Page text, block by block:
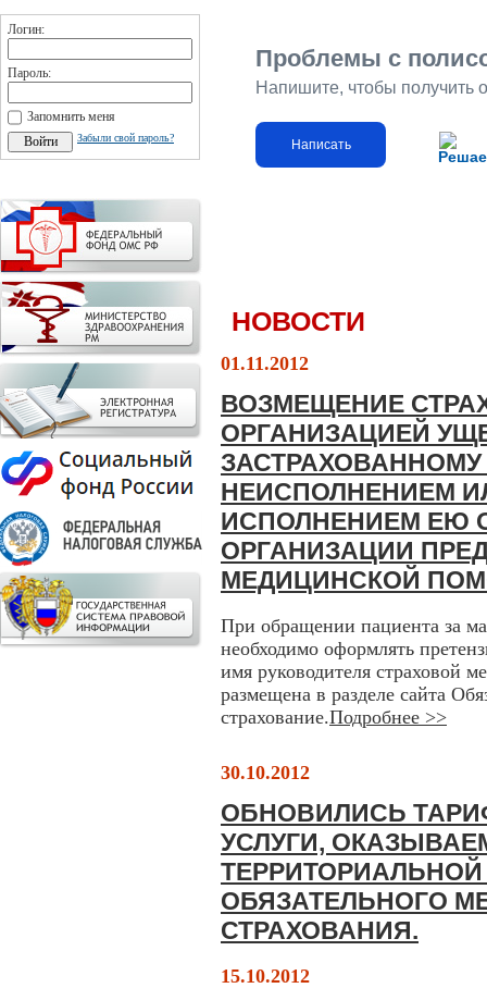
Логин:
Пароль:
Запомнить меня
Забыли свой пароль?
Проблемы с
Напишите, чтобы получить
Написать
НОВОСТИ
01.11.2012
ВОЗМЕЩЕНИЕ
ОРГАНИЗАЦИЕЙ
НЕИСПОЛНЕНИЕМ
ИСПОЛНЕНИЕМ ЕЮ
ОРГАНИЗАЦИИ
МЕДИЦИНСКОЙ
При обращении пациента за
необходимо оформлять
имя руководителя страховой
размещена в разделе сайта
страхование.Подробнее >>
30.10.2012
ОБНОВИЛИСЬ
УСЛУГИ,
ОБЯЗАТЕЛЬНОГО
СТРАХОВАНИЯ.
15.10.2012